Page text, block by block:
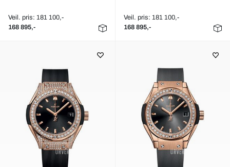
Veil. pris: 181 100,-
168 895,-
Veil. pris: 181 100,-
168 895,-